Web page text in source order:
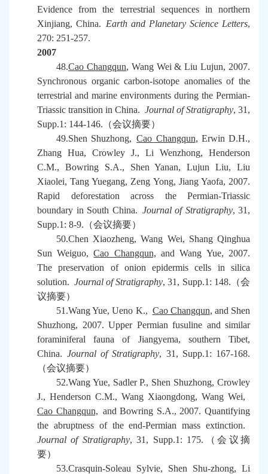
Evidence from the terrestrial sequences in northern
Xinjiang, China. Earth and Planetary Science Letters,
270: 251-257.
2007
48.Cao Changqun, Wang Wei & Liu Lujun, 2007.
Synchronous organic carbon-isotope anomalies of the
terrestrial and marine environments during the Permian-
Triassic transition in China. Journal of Stratigraphy, 31,
Supp.1: 144-146. （会议摘要）
49.Shen Shuzhong,Cao Changqun, Erwin D.H.,
Zhang Hua, Crowley J., Li Wenzhong, Henderson
C.M., Bowring S.A., Shen Yanan, Lujun Liu, Liu
Xiaolei, Tang Yuegang, Zeng Yong, Jiang Yaofa, 2007.
Rapid deforestation across the Permian-Triassic
boundary in South China. Journal of Stratigraphy, 31,
Supp.1: 8-9. （会议摘要）
50.Chen Xiaozheng, Wang Wei, Shang Qinghua
Sun Weiguo,Cao Changqun, and Wang Yue, 2007.
The preservation of onion epidermis cells in silica
solution. Journal of Stratigraphy, 31, Supp.1: 148. （会
议摘要）
51.Wang Yue, Ueno K., Cao Changqun, and Shen
Shuzhong, 2007. Upper Permian fusuline and similar
foraminiferal fauna of Jiangyema, southern Tibet,
China. Journal of Stratigraphy, 31, Supp.1: 167-168.
（会议摘要）
52.Wang Yue, Sadler P., Shen Shuzhong, Crowley
J., Henderson C.M., Wang Xiaongdong, Wang Wei,
Cao Changqun, and Bowring S.A., 2007. Quantifying
the abruptness of the end-Permian mass extinction.
Journal of Stratigraphy, 31, Supp.1: 175. （会议摘
要）
53.Crasquin-Soleau Sylvie, Shen Shu-zhong, Li